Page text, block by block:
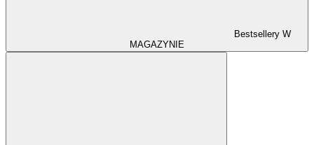
Bestsellery W
MAGAZYNIE